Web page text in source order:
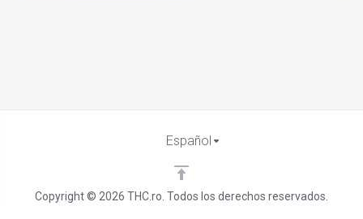
Copyright © 2026 THC.ro. Todos los derechos reservados.
Español